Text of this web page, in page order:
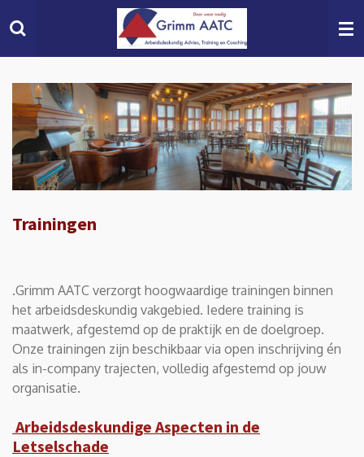
direct
naar
hoofdinhoud
Trainingen
.Grimm AATC verzorgt hoogwaardige trainingen binnen
het arbeidsdeskundig vakgebied. Iedere training is
maatwerk, afgestemd op de praktijk en de doelgroep.
Onze trainingen zijn beschikbaar via open inschrijving én
als in-company trajecten, volledig afgestemd op jouw
organisatie.
Arbeidsdeskundige Aspecten in de
Letselschade